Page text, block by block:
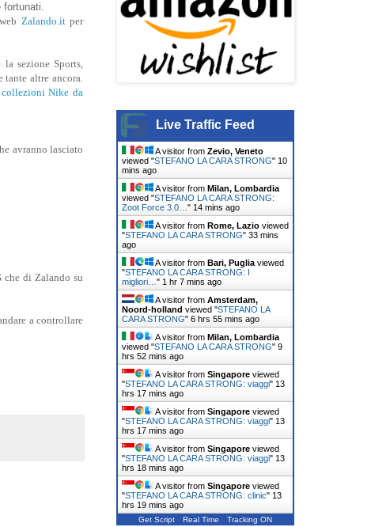
fortunati.
Zalando.itper
sezione Sports,
altre ancora.
collezioni Nike da
avranno lasciato
che di Zalando su
a controllare
Live Traffic Feed
A visitor from Zevio, Veneto
viewed "STEFANO LA CARA STRONG" 10
mins ago
A visitor from Milan, Lombardia
viewed "STEFANO LA CARA STRONG:
Zoot Force 3.0… " 14 mins ago
A visitor from Rome, Lazio viewed
"STEFANO LA CARA STRONG" 33 mins
ago
A visitor from Bari, Puglia viewed
"STEFANO LA CARA STRONG: I
migliori… " 1 hr 7 mins ago
A visitor from Amsterdam,
Noord-holland viewed "STEFANO LA
CARA STRONG" 6 hrs 55 mins ago
A visitor from Milan, Lombardia
viewed "STEFANO LA CARA STRONG" 9
hrs 52 mins ago
A visitor from Singapore viewed
"STEFANO LA CARA STRONG: viaggi" 13
hrs 17 mins ago
A visitor from Singapore viewed
"STEFANO LA CARA STRONG: viaggi" 13
hrs 18 mins ago
A visitor from Singapore viewed
"STEFANO LA CARA STRONG: viaggi" 13
hrs 18 mins ago
A visitor from Singapore viewed
"STEFANO LA CARA STRONG: clinic" 13
hrs 19 mins ago
Get Script Real Time Tracking ON